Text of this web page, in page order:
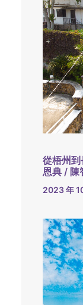
從梧州
恩典 / 陳
2023 年